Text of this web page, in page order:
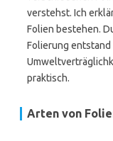
verstehst. Ich
Folien bestehen.
Folierung entstand
praktisch.
Arten von